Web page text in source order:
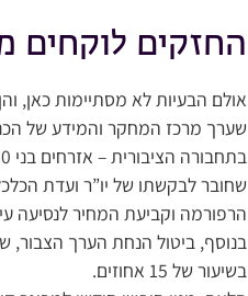
החזקים לוקחים
אולם הבעיות לא מסתיימות כאן,
שערך מרכז המחקר והמידע של
שחובר לבקשתו של יו”ר ועדת
הרפורמה וקביעת המחיר לנסיעה עירונית
בנוסף, ביטול הנחת הערך הצבור,
בשיעור של 15 אחוזים.